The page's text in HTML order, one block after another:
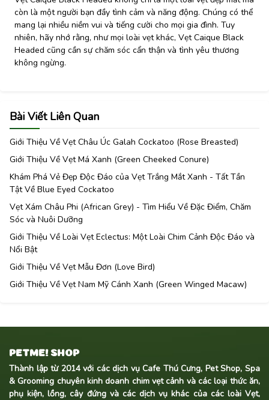
Bài Viết Liên Quan
Giới Thiệu Về Vẹt Châu Úc Galah Cockatoo (Rose Breasted)
Giới Thiệu Về Vẹt Má Xanh (Green Cheeked Conure)
Khám Phá Vẻ Đẹp Độc Đáo của Vẹt Trắng Mắt Xanh - Tất Tần
Tật Về Blue Eyed Cockatoo
Vẹt Xám Châu Phi (African Grey) - Tìm Hiểu Về Đặc Điểm, Chăm
Sóc và Nuôi Dưỡng
Giới Thiệu Về Loài Vẹt Eclectus: Một Loài Chim Cảnh Độc Đáo và
Nổi Bật
Giới Thiệu Về Vẹt Mẫu Đơn (Love Bird)
Giới Thiệu Về Vẹt Nam Mỹ Cánh Xanh (Green Winged Macaw)
còn là một người bạn đầy tình cảm và năng động. Chúng có thể
mang lại nhiều niềm vui và tiếng cười cho mọi gia đình. Tuy
nhiên, hãy nhớ rằng, như mọi loài vẹt khác, Vẹt Caique Black
Headed cũng cần sự chăm sóc cẩn thận và tình yêu thương
không ngừng.
PETME! SHOP
Thành lập từ 2014 với các dịch vụ Cafe Thú Cưng, Pet Shop, Spa
& Grooming chuyên kinh doanh chim vẹt cảnh và các loại thức ăn,
phụ kiện, lồng, cây đứng và các dịch vụ khác của các loài Vẹt,